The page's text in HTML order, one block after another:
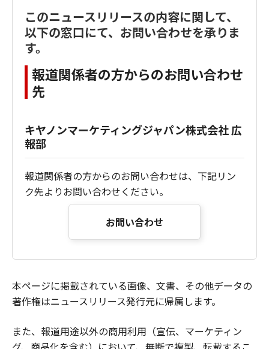
このニュースリリースの内容に関して、
以下の窓口にて、お問い合わせを承りま
す。
報道関係者の方からのお問い合わせ
先
キヤノンマーケティングジャパン株式会社 広
報部
報道関係者の方からのお問い合わせは、下記リン
ク先よりお問い合わせください。
お問い合わせ
本ページに掲載されている画像、文書、その他データの
著作権はニュースリリース発行元に帰属します。
また、報道用途以外の商用利用（宣伝、マーケティン